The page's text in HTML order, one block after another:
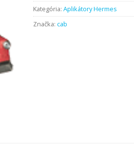
Kategória: Aplikátory Hermes
Značka: cab